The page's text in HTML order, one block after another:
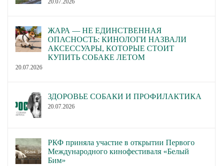
ЖАРА — НЕ ЕДИНСТВЕННАЯ
ОПАСНОСТЬ: КИНОЛОГИ НАЗВАЛИ
АКСЕССУАРЫ, КОТОРЫЕ СТОИТ
КУПИТЬ СОБАКЕ ЛЕТОМ
20.07.2026
ЗДОРОВЬЕ СОБАКИ И ПРОФИЛАКТИКА
20.07.2026
РКФ приняла участие в открытии Первого
Международного кинофестиваля «Белый
Бим»